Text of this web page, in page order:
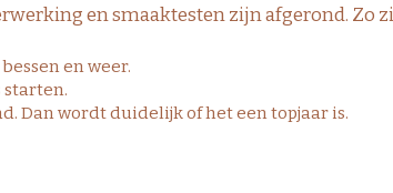
en smaaktesten zijn afgerond. Zo
en weer.
starten.
Dan wordt duidelijk of het een topjaar is.